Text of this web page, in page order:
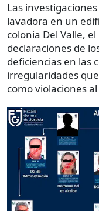
Las
lavadora en un
colonia Del Valle,
declaraciones de
deficiencias en las
irregularidades
como violaciones